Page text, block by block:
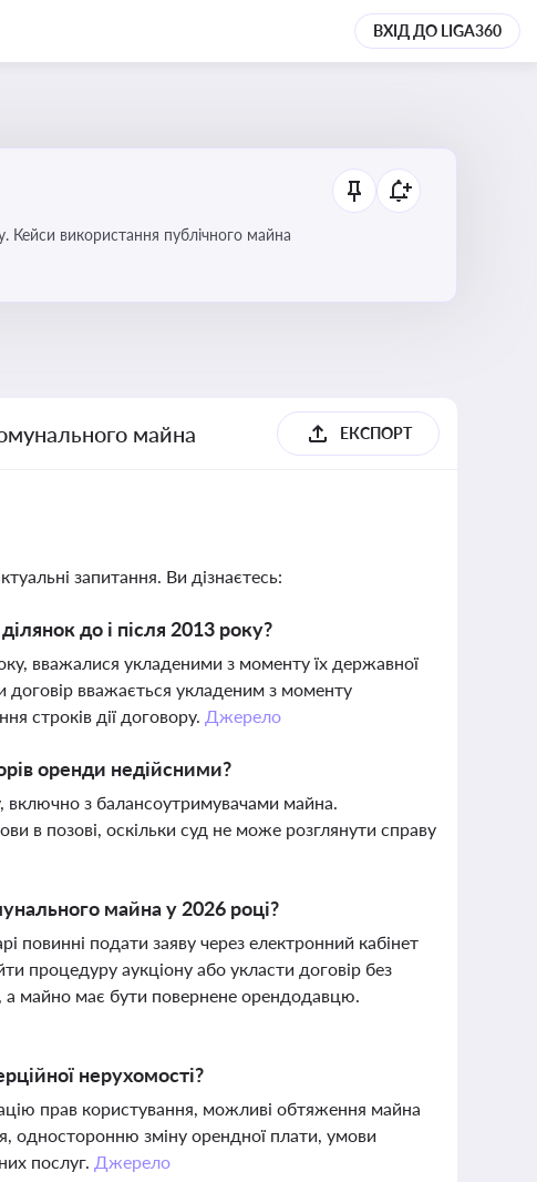
ВХІД ДО LIGA360
використання публічного майна
майна ЕКСПОРТ
запитання. Ви дізнаєтесь:
до і після 2013 року?
вважалися укладеними з моменту їх державної
договір вважається укладеним з моменту
строків дії договору. Джерело
оренди недійсними?
включно з балансоутримувачами майна.
в позові, оскільки суд не може розглянути справу
майна у 2026 році?
подати заяву через електронний кабінет
процедуру аукціону або укласти договір без
а майно має бути повернене орендодавцю.
нерухомості?
прав користування, можливі обтяження майна
односторонню зміну орендної плати, умови
послуг. Джерело